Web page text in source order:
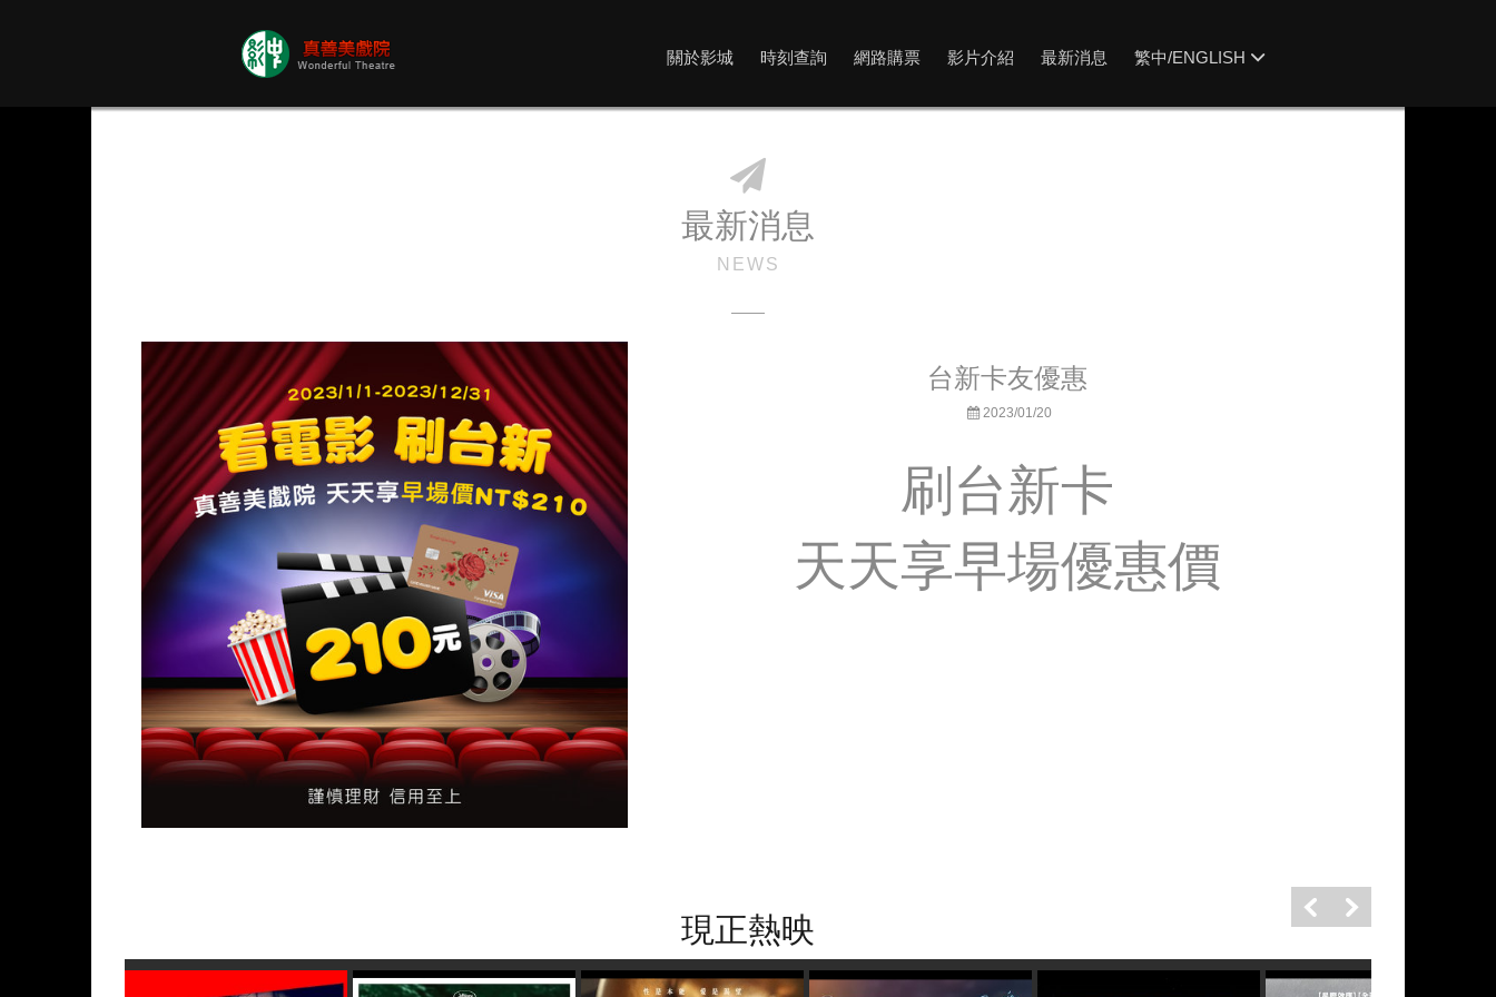
關於影城 時刻查詢 網路購票 影片介紹 最新消息 繁中/ENGLISH
最新消息
NEWS
台新卡友優惠
2023/01/20
刷台新卡
天天享早場優惠價
現正熱映